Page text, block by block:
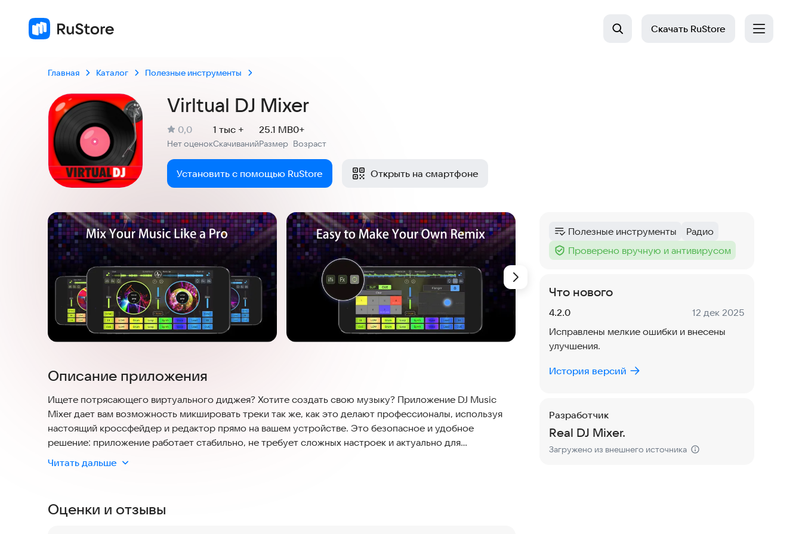
Скачать RuStore
Главная Каталог Полезные инструменты
Virltual DJ Mixer
Рейтинг:
0,0
Нет оценокСкачиваний
1 тыс +
Размер
25.1 MB
Возраст
0+
Установить с помощью RuStore Открыть на смартфоне
Скриншоты
Описание приложения
Ищете потрясающего виртуального диджея? Хотите создать свою музыку? Приложение DJ Music
Mixer дает вам возможность микшировать треки так же, как это делают профессионалы, используя
настоящий кроссфейдер и редактор прямо на вашем устройстве. Это безопасное и удобное
решение: приложение работает стабильно, не требует сложных настроек и актуально для
современных смартфонов.
позволяет воспроизводить две песни одновременно и плавно накладывать их друг на друга. DJ Mixer
Читать дальше
Оценки и отзывы
Категория:
Полезные инструменты
Тег:
Радио
Тег :
Проверено вручную и антивирусом
Что нового
Версия:
4.2.0 Дата:
12 дек 2025
Исправлены мелкие ошибки и внесены
улучшения.
История версий
Разработчик
Real DJ Mixer.
Загружено из внешнего источника